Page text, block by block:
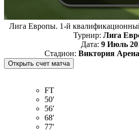
Стадион: